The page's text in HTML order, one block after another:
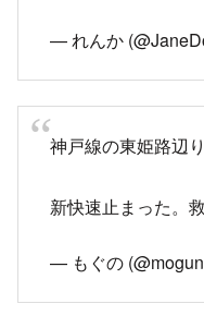
— れんか
神戸線の東姫路辺
新快速止まった。
— もぐの